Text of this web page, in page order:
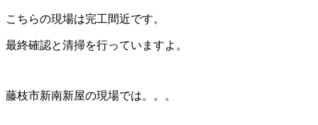
こちらの現場は完工間近です。
最終確認と清掃を行っていますよ。
藤枝市新南新屋の現場では。。。